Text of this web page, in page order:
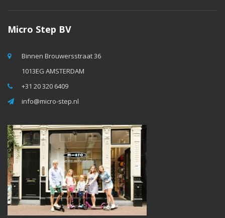
Micro Step BV
Binnen Brouwersstraat 36
1013EG AMSTERDAM
+31 20 320 6409
info@micro-step.nl